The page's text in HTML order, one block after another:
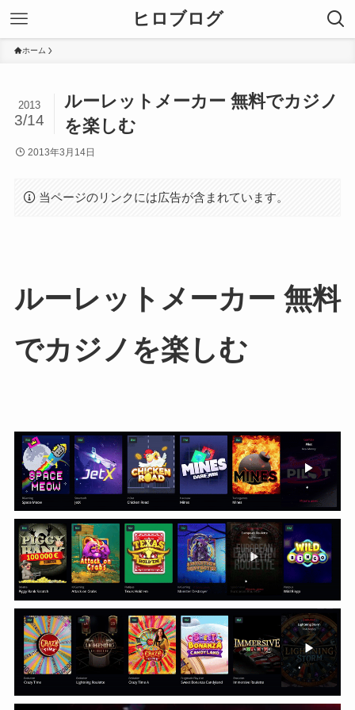
ヒロブログ
ホーム
ルーレットメーカー 無料でカジノ
を楽しむ
2013
3/14
2013年3月14日
当ページのリンクには広告が含まれています。
ルーレットメーカー 無料
でカジノを楽しむ